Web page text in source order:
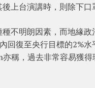
上台演講時，則除下口
不明朗因素，而地緣
回復至央行目標的2%
亦稱，過去非常容易獲